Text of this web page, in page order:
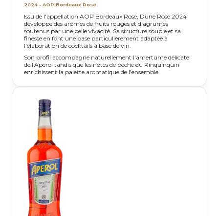
2024 • AOP Bordeaux Rosé
Issu de l'appellation AOP Bordeaux Rosé, Dune Rosé 2024
développe des arômes de fruits rouges et d'agrumes
soutenus par une belle vivacité. Sa structure souple et sa
finesse en font une base particulièrement adaptée à
l'élaboration de cocktails à base de vin.
Son profil accompagne naturellement l'amertume délicate
de l'Apérol tandis que les notes de pêche du Rinquinquin
enrichissent la palette aromatique de l'ensemble.